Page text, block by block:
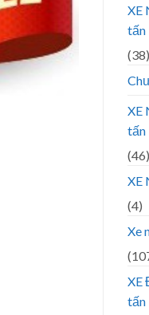
XE
tấn
(38)
XE
tấn
(46)
XE
(4)
Xe
XE
tấn